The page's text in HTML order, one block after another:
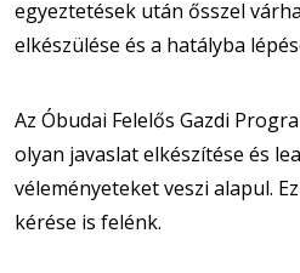
egyeztetések után ősszel
elkészülése és a hatályba
Az Óbudai Felelős Gazdi
olyan javaslat elkészítése és
véleményeteket veszi alapul.
kérése is felénk.